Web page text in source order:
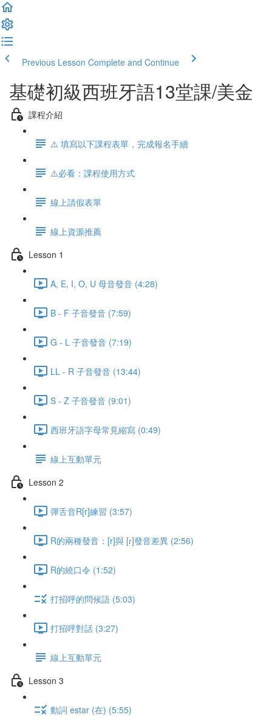
Previous Lesson Complete and Continue
基礎初級西班牙語13堂課/美金
課程介紹
⚠️ 填寫以下課程表單，完成報名手續
⚠️必看：課程使用方式
線上請假表單
線上資源推薦
Lesson 1
A, E, I, O, U 母音發音 (4:28)
B - F 子音發音 (7:59)
G - L 子音發音 (7:19)
LL - R 子音發音 (13:44)
S - Z 子音發音 (9:01)
西班牙語字母常見縮寫 (0:49)
線上互動單元
Lesson 2
彈舌音R[r]練習 (3:57)
R的兩種發音：[r]與 [ɾ]發音差異 (2:56)
R的繞口令 (1:52)
打招呼的問候語 (5:03)
打招呼對話 (3:27)
線上互動單元
Lesson 3
動詞 estar (在) (5:55)